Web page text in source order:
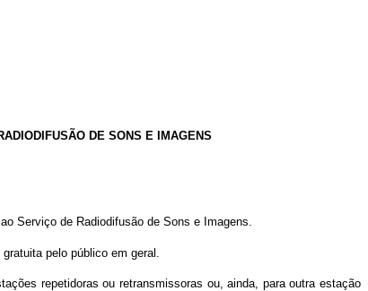
DE SONS E IMAGENS
Serviço de Radiodifusão de Sons e Imagens.
pelo público em geral.
repetidoras ou retransmissoras ou, ainda, para outra estação